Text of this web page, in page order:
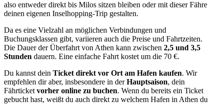
also entweder direkt bis Milos sitzen bleiben oder mit dieser Fähre
deinen eigenen Inselhopping-Trip gestalten.
Da es eine Vielzahl an möglichen Verbindungen und
Buchungsklassen gibt, variieren auch die Preise und Fahrtzeiten.
Die Dauer der Überfahrt von Athen kann zwischen 2,5 und 3,5
Stunden dauern. Eine einfache Fahrt kostet um die 70 €.
Du kannst dein Ticket direkt vor Ort am Hafen kaufen. Wir
empfehlen dir aber, insbesondere in derHauptsaison, dein
Fährticket vorher online zu buchen. Wenn du bereits ein Ticket
gebucht hast, weißt du auch direkt zu welchem Hafen in Athen du